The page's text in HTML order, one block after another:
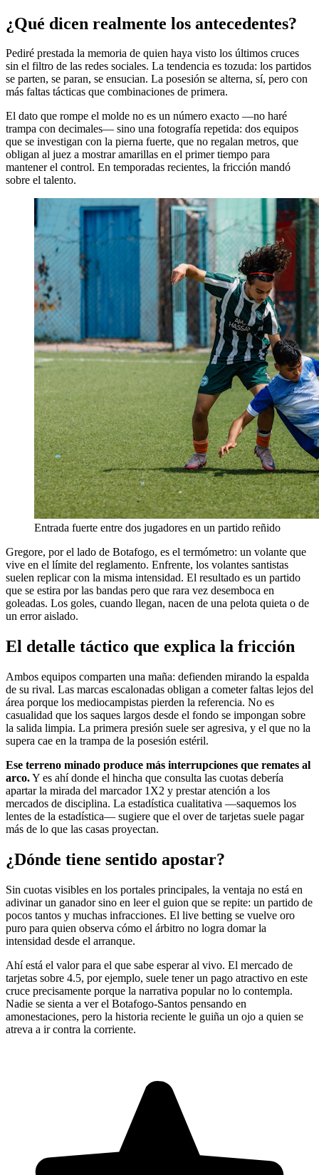
¿Qué dicen realmente los antecedentes?
Pediré prestada la memoria de quien haya visto los últimos cruces
sin el filtro de las redes sociales. La tendencia es tozuda: los partidos
se parten, se paran, se ensucian. La posesión se alterna, sí, pero con
más faltas tácticas que combinaciones de primera.
El dato que rompe el molde no es un número exacto —no haré
trampa con decimales— sino una fotografía repetida: dos equipos
que se investigan con la pierna fuerte, que no regalan metros, que
obligan al juez a mostrar amarillas en el primer tiempo para
mantener el control. En temporadas recientes, la fricción mandó
sobre el talento.
Entrada fuerte entre dos jugadores en un partido reñido
Gregore, por el lado de Botafogo, es el termómetro: un volante que
vive en el límite del reglamento. Enfrente, los volantes santistas
suelen replicar con la misma intensidad. El resultado es un partido
que se estira por las bandas pero que rara vez desemboca en
goleadas. Los goles, cuando llegan, nacen de una pelota quieta o de
un error aislado.
El detalle táctico que explica la fricción
Ambos equipos comparten una maña: defienden mirando la espalda
de su rival. Las marcas escalonadas obligan a cometer faltas lejos del
área porque los mediocampistas pierden la referencia. No es
casualidad que los saques largos desde el fondo se impongan sobre
la salida limpia. La primera presión suele ser agresiva, y el que no la
supera cae en la trampa de la posesión estéril.
Ese terreno minado produce más interrupciones que remates al
arco.Y es ahí donde el hincha que consulta las cuotas debería
apartar la mirada del marcador 1X2 y prestar atención a los
mercados de disciplina. La estadística cualitativa —saquemos los
lentes de la estadística— sugiere que el over de tarjetas suele pagar
más de lo que las casas proyectan.
¿Dónde tiene sentido apostar?
Sin cuotas visibles en los portales principales, la ventaja no está en
adivinar un ganador sino en leer el guion que se repite: un partido de
pocos tantos y muchas infracciones. El live betting se vuelve oro
puro para quien observa cómo el árbitro no logra domar la
intensidad desde el arranque.
Ahí está el valor para el que sabe esperar al vivo. El mercado de
tarjetas sobre 4.5, por ejemplo, suele tener un pago atractivo en este
cruce precisamente porque la narrativa popular no lo contempla.
Nadie se sienta a ver el Botafogo-Santos pensando en
amonestaciones, pero la historia reciente le guiña un ojo a quien se
atreva a ir contra la corriente.